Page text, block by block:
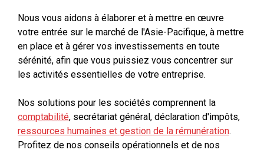
Nous vous aidons à élaborer et à mettre en œuvre
votre entrée sur le marché de l'Asie-Pacifique, à mettre
en place et à gérer vos investissements en toute
sérénité, afin que vous puissiez vous concentrer sur
les activités essentielles de votre entreprise.
Nos solutions pour les sociétés comprennent la
comptabilité, secrétariat général, déclaration d'impôts,
ressources humaines et gestion de la rémunération.
Profitez de nos conseils opérationnels et de nos